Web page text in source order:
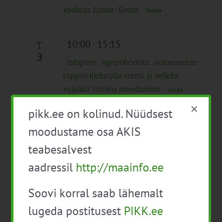
koolitus Lääne-Eestis
Tasuta
T
3
10:00- 15:15
Infopäev: Agrorobootika: autonoomse
täppisviljelusplatvormi ja selleks
vajaliku taristu arendamine
Tasuta
10:00-16:00
Karjatervishoid lihaveisekasvatuses
16:00 19:00
rohumaal
Tasuta
pikk.ee on kolinud. Nüüdsest
moodustame osa AKIS
teabesalvest
aadressil http://maainfo.ee
Soovi korral saab lähemalt
lugeda postitusest PIKK.ee